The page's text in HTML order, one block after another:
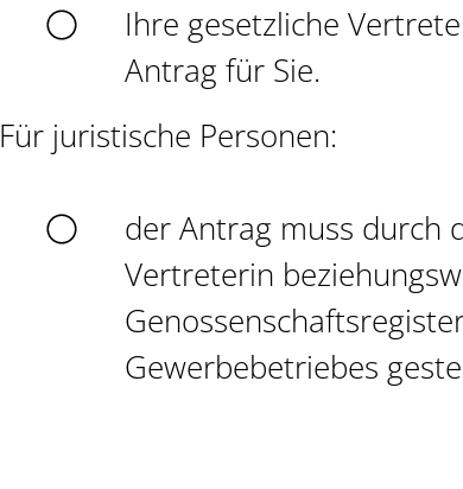
Ihre gesetzliche
Antrag für Sie.
Für juristische Personen:
der Antrag muss durch
Vertreterin
Gewerbebetriebes